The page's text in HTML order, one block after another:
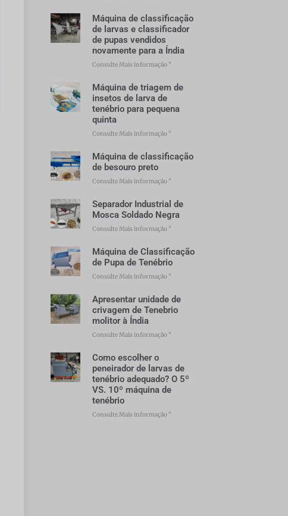
Máquina de classificação
de larvas e classificador
de pupas vendidos
novamente para a Índia
Consulte Mais informação "
Máquina de triagem de
insetos de larva de
tenébrio para pequena
quinta
Consulte Mais informação "
Máquina de classificação
de besouro preto
Consulte Mais informação "
Separador Industrial de
Mosca Soldado Negra
Consulte Mais informação "
Máquina de Classificação
de Pupa de Tenébrio
Consulte Mais informação "
Apresentar unidade de
crivagem de Tenebrio
molitor à Índia
Consulte Mais informação "
Como escolher o
peneirador de larvas de
tenébrio adequado? O 5º
VS. 10º máquina de
tenébrio
Consulte Mais informação "